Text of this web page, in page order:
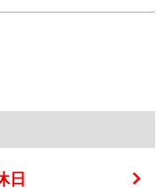
日